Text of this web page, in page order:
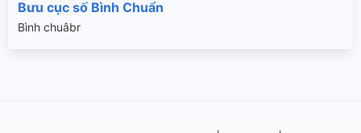
Bưu cục số Bình Chuẩn
Bình chuâbr